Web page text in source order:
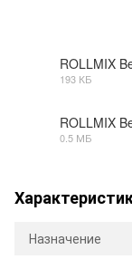
ROLLMIX
193 КБ
ROLLMIX
0.5 МБ
Назначение